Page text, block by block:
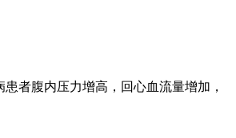
者腹内压力增高，回心血流量增加，